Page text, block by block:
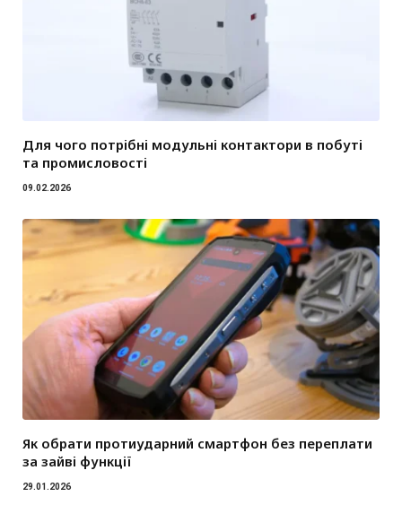
Для чого потрібні модульні контактори в побуті
та промисловості
09.02.2026
Як обрати протиударний смартфон без переплати
за зайві функції
29.01.2026